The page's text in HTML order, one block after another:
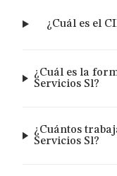
¿Cuál es el
¿Cuál es la
Servicios Sl?
¿Cuántos
Servicios Sl?